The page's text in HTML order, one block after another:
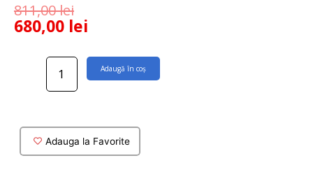
811,00lei
680,00 lei
Cantitate
neagra
Adaugă în coș
Adauga la Favorite